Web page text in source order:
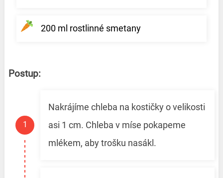
200 ml rostlinné smetany
Postup:
Nakrájíme chleba na kostičky o velikosti
asi 1 cm. Chleba v míse pokapeme
mlékem, aby trošku nasákl.